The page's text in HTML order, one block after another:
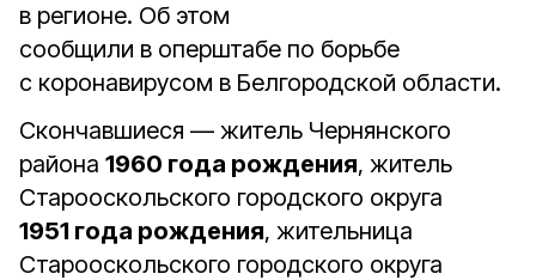
в регионе. Об этом
сообщили в оперштабе по борьбе
с коронавирусом в Белгородской области.
Скончавшиеся — житель Чернянского
района 1960 года рождения, житель
Старооскольского городского округа
1951 года рождения, жительница
Старооскольского городского округа